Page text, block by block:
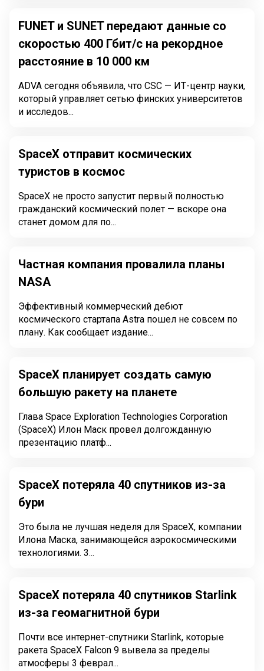
FUNET и SUNET передают данные со
скоростью 400 Гбит/с на рекордное
расстояние в 10 000 км
ADVA сегодня объявила, что CSC — ИТ-центр науки,
который управляет сетью финских университетов
и исследов...
SpaceX отправит космических
туристов в космос
SpaceX не просто запустит первый полностью
гражданский космический полет — вскоре она
станет домом для по...
Частная компания провалила планы
NASA
Эффективный коммерческий дебют
космического стартапа Astra пошел не совсем по
плану. Как сообщает издание...
SpaceX планирует создать самую
большую ракету на планете
Глава Space Exploration Technologies Corporation
(SpaceX) Илон Маск провел долгожданную
презентацию платф...
SpaceX потеряла 40 спутников из-за
бури
Это была не лучшая неделя для SpaceX, компании
Илона Маска, занимающейся аэрокосмическими
технологиями. 3...
SpaceX потеряла 40 спутников Starlink
из-за геомагнитной бури
Почти все интернет-спутники Starlink, которые
ракета SpaceX Falcon 9 вывела за пределы
атмосферы 3 феврал...